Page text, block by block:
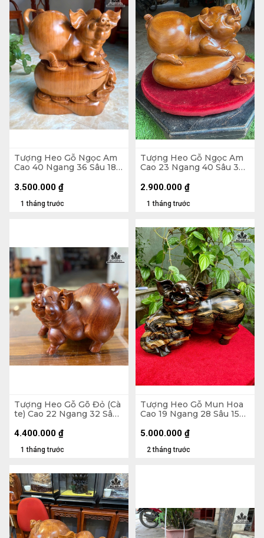
Tượng Heo Gỗ Ngọc Am
Cao 40 Ngang 36 Sâu 18
1 tháng trước
3.500.000 ₫
Tượng Heo Gỗ Ngọc Am
Cao 23 Ngang 40 Sâu 30
1 tháng trước
2.900.000 ₫
Tượng Heo Gỗ Gõ Đỏ (Cà
te) Cao 22 Ngang 32 Sâu
1 tháng trước
4.400.000 ₫
Tượng Heo Gỗ Mun Hoa
Cao 19 Ngang 28 Sâu 15
2 tháng trước
5.000.000 ₫